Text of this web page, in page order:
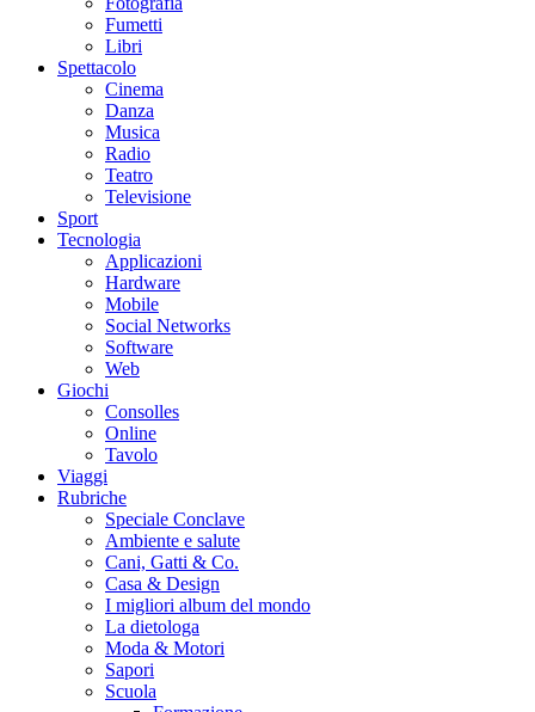
Fumetti
Libri
Spettacolo
Cinema
Danza
Musica
Radio
Teatro
Televisione
Sport
Tecnologia
Applicazioni
Hardware
Mobile
Social Networks
Software
Web
Giochi
Consolles
Online
Tavolo
Viaggi
Rubriche
Speciale Conclave
Ambiente e salute
Cani, Gatti & Co.
Casa & Design
I migliori album del mondo
La dietologa
Moda & Motori
Sapori
Scuola